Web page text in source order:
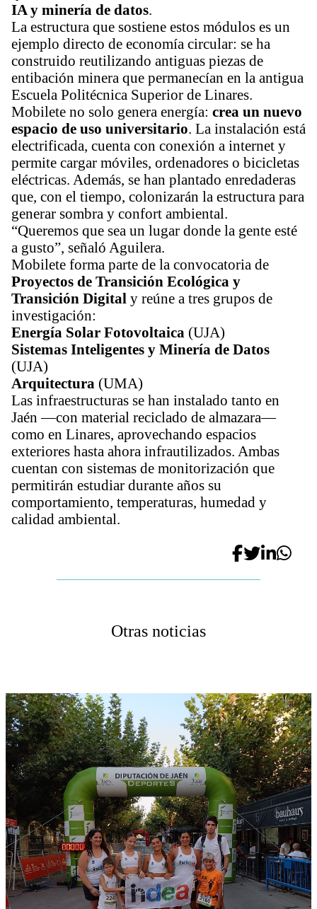
IA y minería de datos.
La estructura que sostiene estos módulos es un
ejemplo directo de economía circular: se ha
construido reutilizando antiguas piezas de
entibación minera que permanecían en la antigua
Escuela Politécnica Superior de Linares.
Mobilete no solo genera energía: crea un nuevo
espacio de uso universitario. La instalación está
electrificada, cuenta con conexión a internet y
permite cargar móviles, ordenadores o bicicletas
eléctricas. Además, se han plantado enredaderas
que, con el tiempo, colonizarán la estructura para
generar sombra y confort ambiental.
“Queremos que sea un lugar donde la gente esté
a gusto”, señaló Aguilera.
Proyectos de Transición Ecológica y
Transición Digital y reúne a tres grupos de
investigación:
Energía Solar Fotovoltaica (UJA)
Sistemas Inteligentes y Minería de Datos
(UJA)
Arquitectura (UMA)
Las infraestructuras se han instalado tanto en
Jaén —con material reciclado de almazara—
como en Linares, aprovechando espacios
exteriores hasta ahora infrautilizados. Ambas
cuentan con sistemas de monitorización que
permitirán estudiar durante años su
comportamiento, temperaturas, humedad y
calidad ambiental.
Otras noticias